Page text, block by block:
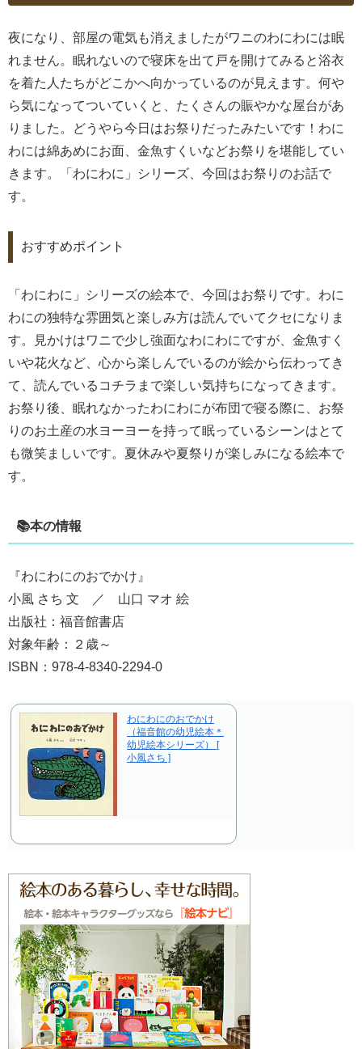
夜になり、部屋の電気も消えましたがワニのわにわには眠
れません。眠れないので寝床を出て戸を開けてみると浴衣
を着た人たちがどこかへ向かっているのが見えます。何や
ら気になってついていくと、たくさんの賑やかな屋台があ
りました。どうやら今日はお祭りだったみたいです！わに
わには綿あめにお面、金魚すくいなどお祭りを堪能してい
きます。「わにわに」シリーズ、今回はお祭りのお話で
す。
おすすめポイント
「わにわに」シリーズの絵本で、今回はお祭りです。わに
わにの独特な雰囲気と楽しみ方は読んでいてクセになりま
す。見かけはワニで少し強面なわにわにですが、金魚すく
いや花火など、心から楽しんでいるのが絵から伝わってき
て、読んでいるコチラまで楽しい気持ちになってきます。
お祭り後、眠れなかったわにわにが布団で寝る際に、お祭
りのお土産の水ヨーヨーを持って眠っているシーンはとて
も微笑ましいです。夏休みや夏祭りが楽しみになる絵本で
す。
📚本の情報
『わにわにのおでかけ』
小風 さち 文 ／ 山口 マオ 絵
出版社：福音館書店
対象年齢：２歳～
ISBN：978-4-8340-2294-0
わにわにのおでかけ
（福音館の幼児絵本＊
幼児絵本シリーズ） [
小風さち ]